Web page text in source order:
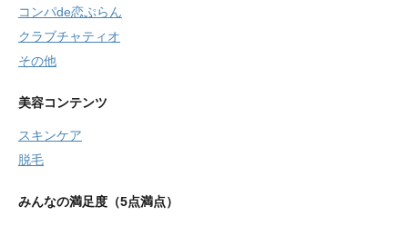
コンパde恋ぷらん
クラブチャティオ
その他
美容コンテンツ
スキンケア
脱毛
みんなの満足度（5点満点）